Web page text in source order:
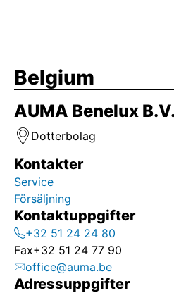
Belgium
AUMA Benelux
Dotterbolag
Kontakter
Service
Försäljning
Kontaktuppgifter
+32 51 24 24 80
Fax+32 51 24 77 90
office@auma.be
Adressuppgifter